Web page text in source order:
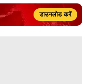
डाउनलोड करें